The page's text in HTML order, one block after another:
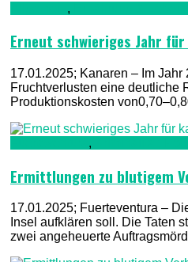
,
Erneut schwieriges Jahr
17.01.2025; Kanaren – Im
Fruchtverlusten eine deutliche
Produktionskosten
,
Ermittlungen zu blutigem
17.01.2025; Fuerteventura –
Insel aufklären soll. Die Taten
zwei angeheuerte